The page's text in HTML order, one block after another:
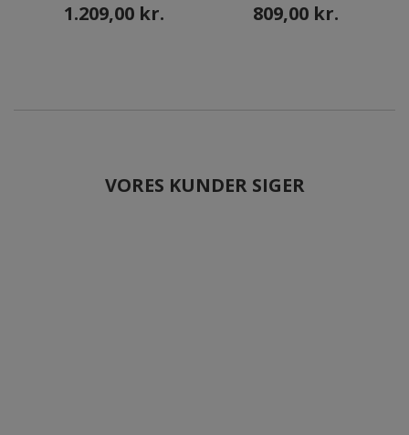
1.209,00 kr. 809,00 kr.
VORES KUNDER SIGER